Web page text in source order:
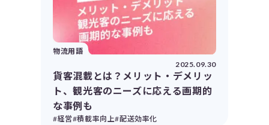
物流用語
2025.09.30
貨客混載とは？メリット・デメリッ
ト、観光客のニーズに応える画期的
な事例も
#経営#積載率向上#配送効率化